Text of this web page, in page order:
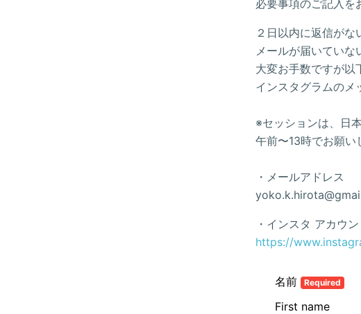
必要事項のご記入を
２日以内に返信がな
メールが届いていな
大変お手数ですが以
インスタグラムのメ
※セッションは、日
午前〜13時でお願い
・メールアドレス
・インスタ アカウ
https://
名前 Required
First name